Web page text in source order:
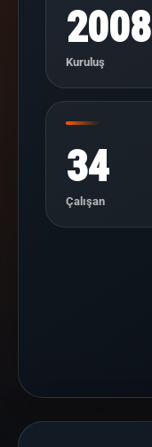
2008
Kuruluş
34
Çalışan